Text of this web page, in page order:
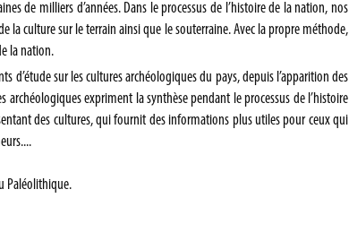
de milliers d’années. Dans le processus de l’histoire de la nation, nos
la culture sur le terrain ainsi que le souterraine. Avec la propre méthode,
la nation.
d’étude sur les cultures archéologiques du pays, depuis l’apparition des
archéologiques expriment la synthèse pendant le processus de l’histoire
des cultures, qui fournit des informations plus utiles pour ceux qui
Paléolithique.